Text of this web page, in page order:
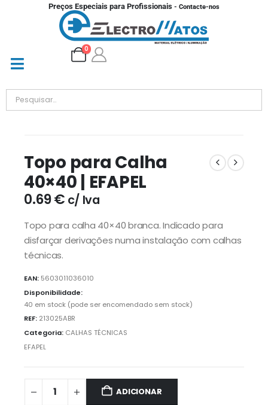
Preços Especiais para Profissionais - Contacte-nos
0
Topo para Calha
40×40 | EFAPEL
0.69€ c/ Iva
Topo para calha 40×40 branca. Indicado para
disfarçar derivações numa instalação com calhas
técnicas.
EAN: 5603011036010
Disponibilidade:
40 em stock (pode ser encomendado sem stock)
REF: 213025ABR
Categoria: CALHAS TÉCNICAS
EFAPEL
ADICIONAR